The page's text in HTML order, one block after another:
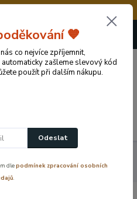
v době od 8.8. - 15.8.2026
0 Kč
🧡
co nejvíce zpříjemnit,
zašleme slevový kód
použít při dalším nákupu.
Odeslat
dlepodmínek zpracování osobních
.